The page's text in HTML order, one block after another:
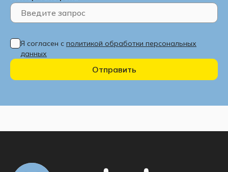
Я согласен с политикой обработки персональных
данных
Отправить